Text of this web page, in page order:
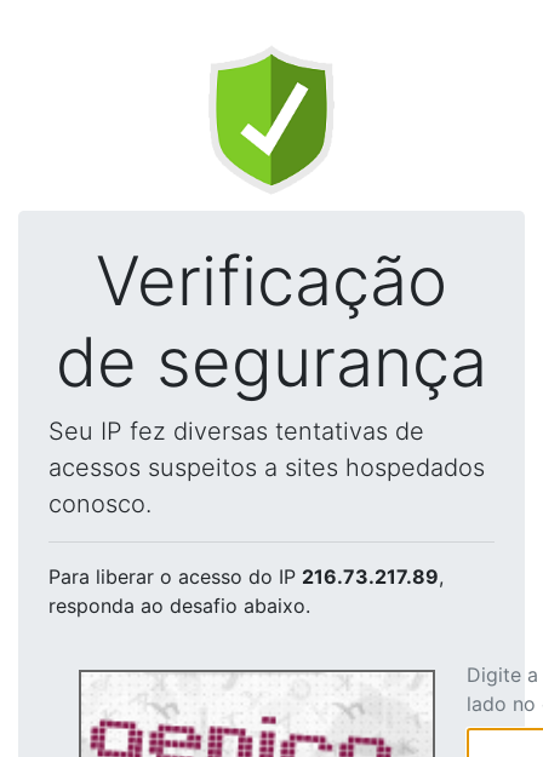
Verificação
de segurança
Seu IP fez diversas tentativas de
acessos suspeitos a sites hospedados
conosco.
Para liberar o acesso do IP 216.73.217.89,
responda ao desafio abaixo.
Digite
lado no